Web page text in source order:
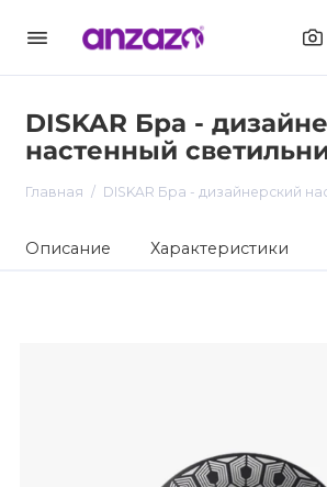
DISKAR Бра -
настенный
Главная DISKAR Бра - дизайнерский
Описание Характеристики